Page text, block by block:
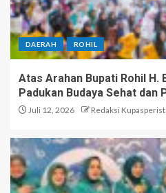
DAERAH ROHIL
Atas Arahan Bupati Rohil H.
Padukan Budaya Sehat dan
Juli 12, 2026 Redaksi